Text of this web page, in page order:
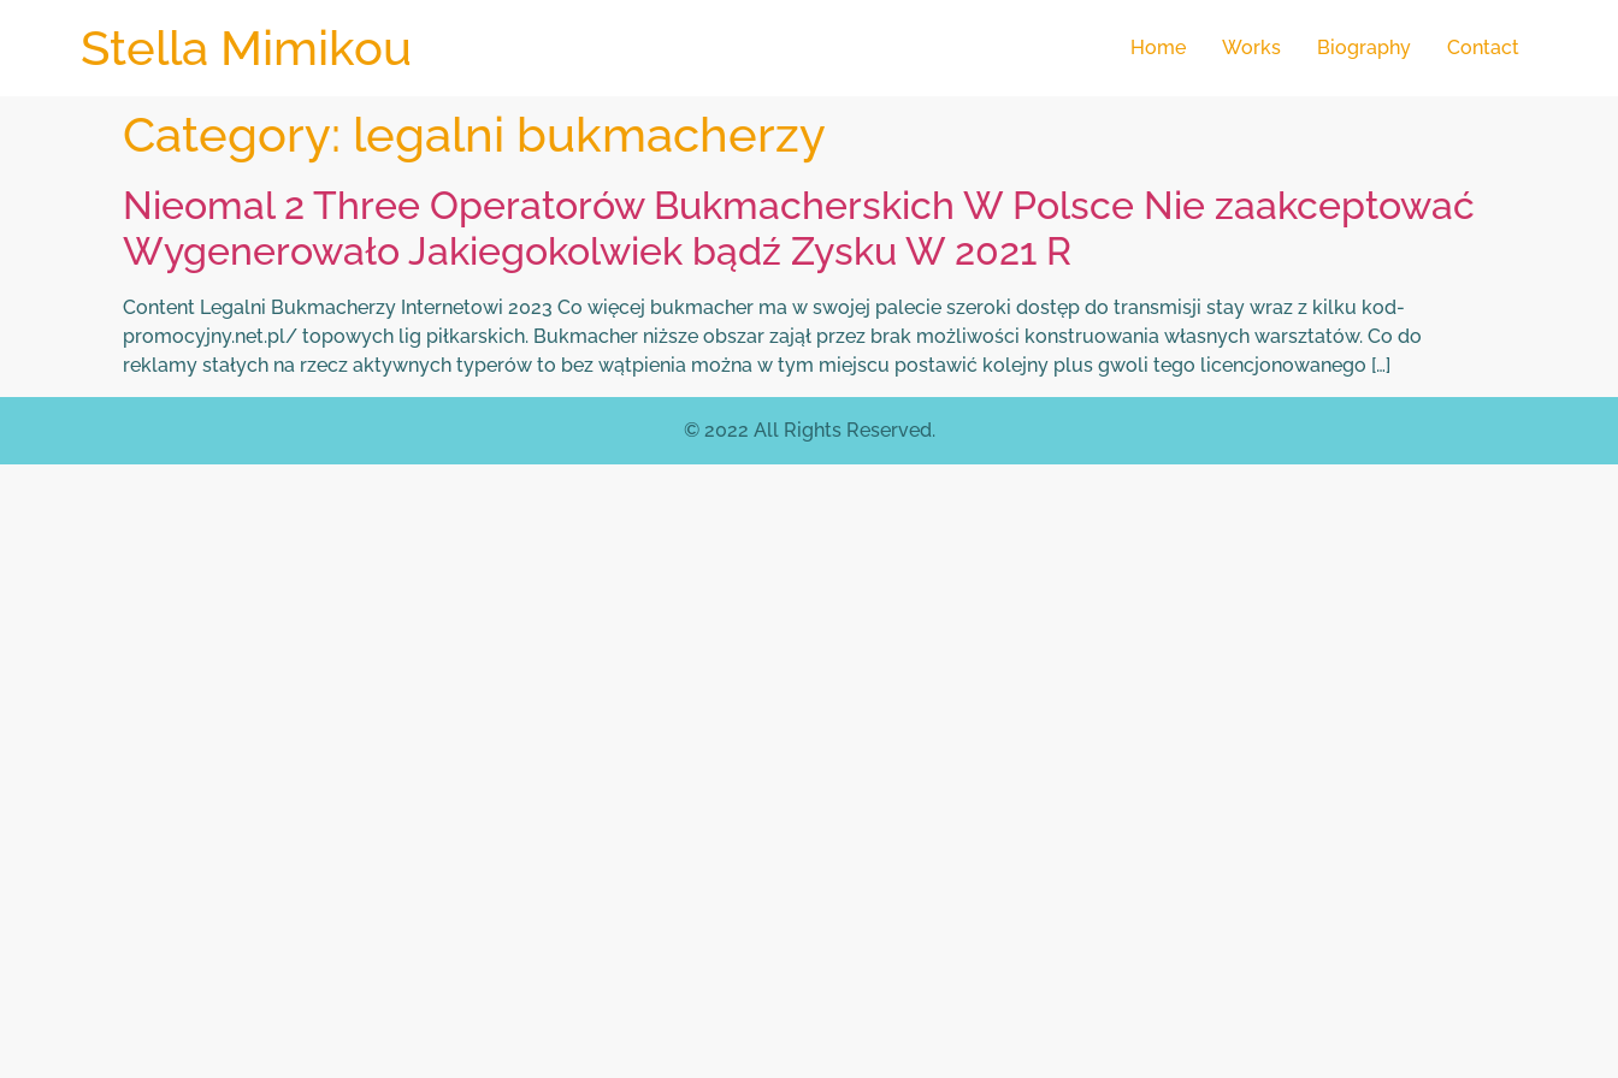
Stella Mimikou Home Works Biography Contact
Category: legalni bukmacherzy
Nieomal 2 Three Operatorów Bukmacherskich W Polsce Nie zaakceptować
Wygenerowało Jakiegokolwiek bądź Zysku W 2021 R
Content Legalni Bukmacherzy Internetowi 2023 Co więcej bukmacher ma w swojej palecie szeroki dostęp do transmisji stay wraz z kilku kod-
promocyjny.net.pl/ topowych lig piłkarskich. Bukmacher niższe obszar zajął przez brak możliwości konstruowania własnych warsztatów. Co do
reklamy stałych na rzecz aktywnych typerów to bez wątpienia można w tym miejscu postawić kolejny plus gwoli tego licencjonowanego […]
© 2022 All Rights Reserved.